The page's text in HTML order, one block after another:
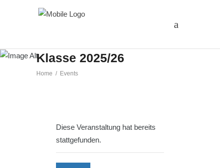
Klasse 2025/26
Home / Events
Diese Veranstaltung hat bereits
stattgefunden.